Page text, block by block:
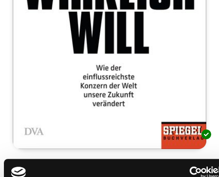
Was Google wirklich will